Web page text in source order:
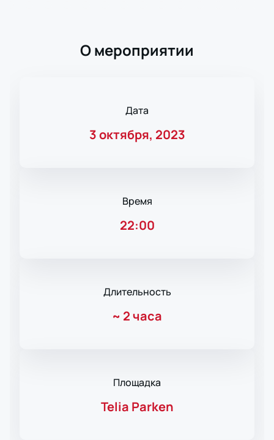
О мероприятии
Дата
3 октября, 2023
Время
22:00
Длительность
~ 2 часа
Площадка
Telia Parken